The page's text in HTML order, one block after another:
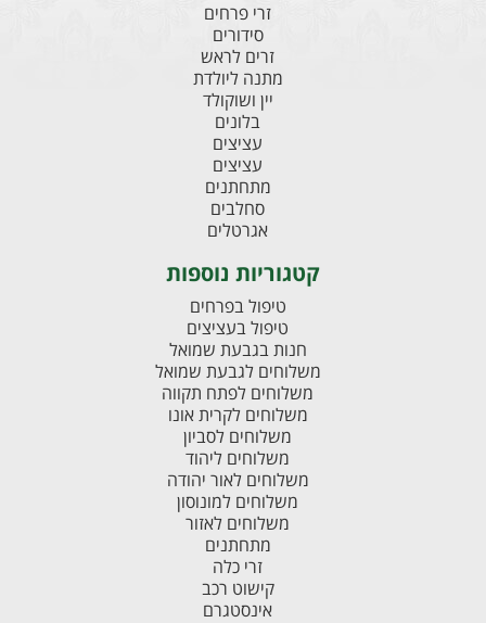
זרי פרחים
סידורים
זרים לראש
מתנה ליולדת
יין ושוקולד
בלונים
עציצים
עציצים
מתחתנים
סחלבים
אגרטלים
קטגוריות נוספות
טיפול בפרחים
טיפול בעציצים
חנות בגבעת שמואל
משלוחים לגבעת שמואל
משלוחים לפתח תקווה
משלוחים לקרית אונו
משלוחים לסביון
משלוחים ליהוד
משלוחים לאור יהודה
משלוחים למונוסון
משלוחים לאזור
מתחתנים
זרי כלה
קישוט רכב
אינסטגרם